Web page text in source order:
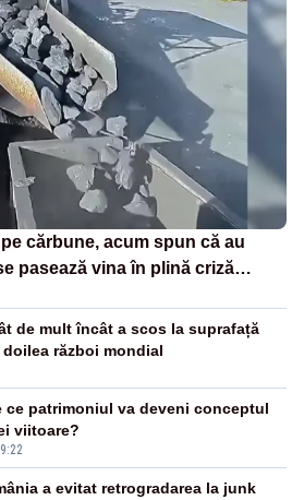
cărbune, acum spun că au
pasează vina în plină criză
de mult încât a scos la suprafață
război mondial
ce patrimoniul va deveni conceptul
viitoare?
a evitat retrogradarea la junk